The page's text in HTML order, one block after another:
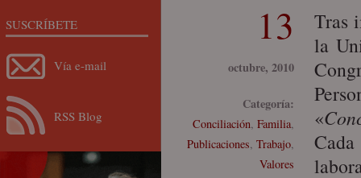
13
octubre, 2010
Categoría:
Conciliación, Familia,
Publicaciones, Trabajo,
Valores
Tras
la
«
SUSCRÍBETE
Vía e-mail
RSS Blog